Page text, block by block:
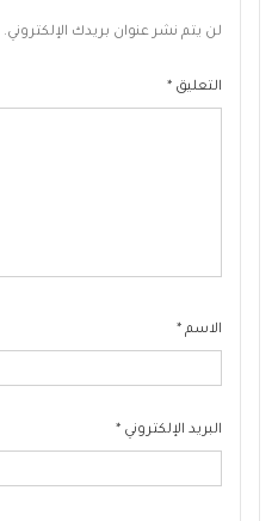
لن يتم نشر عنوان بريدك الإلكتروني.
التعليق *
الاسم *
البريد الإلكتروني *